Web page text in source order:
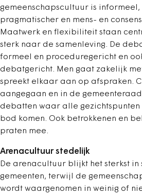
gemeenschapscultuur is
pragmatischer en mens- en
Maatwerk en flexibiliteit staan
sterk naar de samenleving. De
formeel en proceduregericht en
debatgericht. Men gaat zakelijk
spreekt elkaar aan op afspraken.
aangegaan en in de
debatten waar alle gezichtspunten
bod komen. Ook betrokkenen en
praten mee.
Arenacultuur stedelijk
De arenacultuur blijkt het sterkst in
gemeenten, terwijl de
wordt ­waargenomen in weinig of